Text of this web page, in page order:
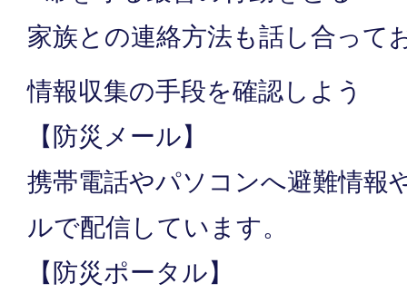
家族との連絡方法も話し合って
情報収集の手段を確認しよう
【防災メール】
携帯電話やパソコンへ避難情報
ルで配信しています。
【防災ポータル】